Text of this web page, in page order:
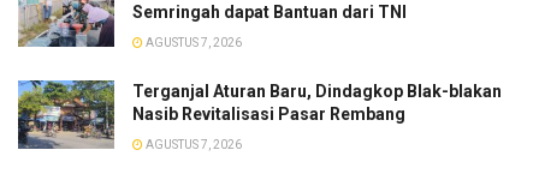
Semringah dapat Bantuan dari TNI
AGUSTUS 7, 2026
Terganjal Aturan Baru, Dindagkop Blak-blakan
Nasib Revitalisasi Pasar Rembang
AGUSTUS 7, 2026